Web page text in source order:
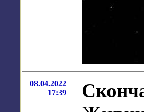
08.04.2022
17:39